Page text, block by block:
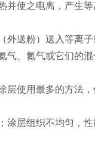
使之电离，产生
外送粉）送入等离
气、氮气或它们的混
层使用最多的方法
涂层组织不均匀，